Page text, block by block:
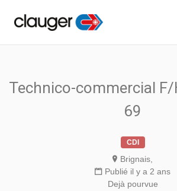
Technico-commercial
69
CDI
Brignais,
Publié il y a 2 ans
Dejà pourvue